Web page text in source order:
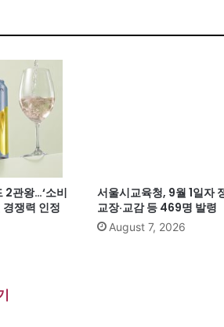
2관왕…‘소비
쟁력 인정
서울시교육청, 9월 1일자
교장·교감 등 469명 발령
August 7, 2026